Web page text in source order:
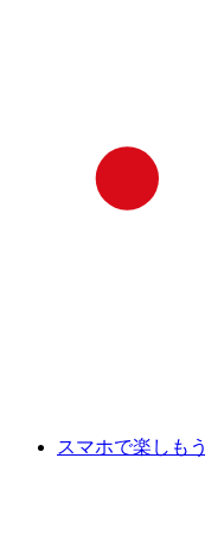
スマホで楽しもう